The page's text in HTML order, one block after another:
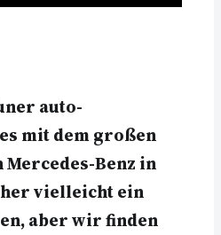
auto-
mit dem großen
Mercedes-Benz in
vielleicht ein
aber wir finden